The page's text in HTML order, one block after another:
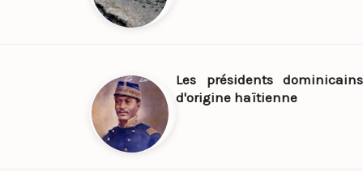
Les présidents dominicains
d'origine haïtienne